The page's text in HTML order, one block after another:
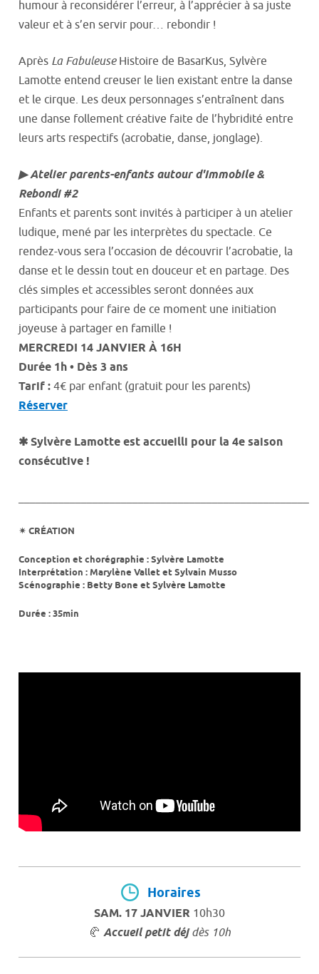
humour à reconsidérer l’erreur, à l’apprécier à sa juste
valeur et à s’en servir pour… rebondir !
Après La FabuleuseHistoire de BasarKus, Sylvère
Lamotte entend creuser le lien existant entre la danse
et le cirque. Les deux personnages s’entraînent dans
une danse follement créative faite de l’hybridité entre
leurs arts respectifs (acrobatie, danse, jonglage).
▶ Atelier parents-enfants autour d'Immobile &
Rebondi #2
Enfants et parents sont invités à participer à un atelier
ludique, mené par les interprètes du spectacle. Ce
rendez-vous sera l’occasion de découvrir l’acrobatie, la
danse et le dessin tout en douceur et en partage. Des
clés simples et accessibles seront données aux
participants pour faire de ce moment une initiation
joyeuse à partager en famille !
MERCREDI 14 JANVIER À 16H
Durée 1h • Dès 3 ans
Tarif : 4€ par enfant (gratuit pour les parents)
Réserver
✱ Sylvère Lamotte est accueilli pour la 4e saison
consécutive !
✴︎ CRÉATION
Conception et chorégraphie : Sylvère Lamotte
Interprétation : Marylène Vallet et Sylvain Musso
Scénographie : Betty Bone et Sylvère Lamotte
Durée : 35min
Horaires
SAM. 17 JANVIER 10h30
🥐 Accueil petit déjdès 10h